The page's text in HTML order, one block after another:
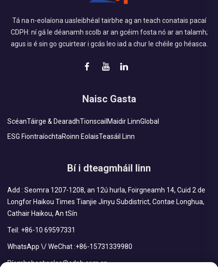
Tá na n-eolaíona uasleibhéal tairbhe ag an teach conatais pacaí
CDPH: ní gá le déanamh scolb ar an gcéim fosta nó ar an talamh;
agus is é sin go gcuirtear i gcás leo iad a chur le chéile go héasca.
Naisc Gasta
ScéanTáirge & DearadhTionscail Maidir LinnGlobal
ESG FiontraíochtaRoinn EolaisTeasáil Linn
Bí i dteagmháil linn
Add : Seomra 1207-1208, an 12ú hurla, Foirgneamh 14, Cuid 2 de
Longfor Haikou Times Tianjie Jinyu Subdistrict, Contae Longhua,
Cathair Haikou, An tSín
Teil: +86-10 69597331
WhatsApp \/ WeChat :+86-15731339980
Ríomhphost:sales@cdph.com.cn